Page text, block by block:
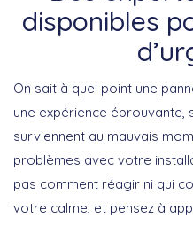
disponibles
On sait à quel point une
une expérience éprouvante,
surviennent au mauvais
problèmes avec votre
pas comment réagir ni qui
votre calme, et pensez à